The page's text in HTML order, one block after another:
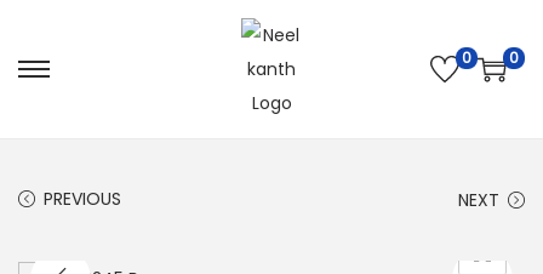
0 0
PREVIOUS NEXT